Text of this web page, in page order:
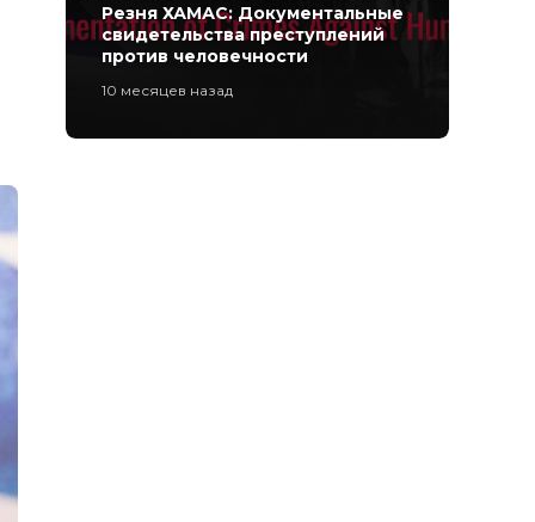
Резня ХАМАС: Документальные
свидетельства преступлений
против человечности
10 месяцев назад